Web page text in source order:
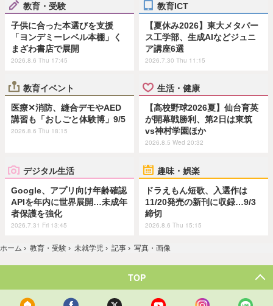
教育・受験
子供に合った本選びを支援
「ヨンデミーレベル本棚」く
まざわ書店で展開
2026.8.6 Thu 17:45
教育ICT
【夏休み2026】東大メタバー
ス工学部、生成AIなどジュニ
ア講座6選
2026.7.30 Thu 11:15
教育イベント
医療✕消防、縫合デモやAED
講習も「おしごと体験博」9/5
2026.8.6 Thu 18:15
生活・健康
【高校野球2026夏】仙台育英
が開幕戦勝利、第2日は東筑
vs神村学園ほか
2026.8.5 Wed 20:32
デジタル生活
Google、アプリ向け年齢確認
APIを年内に世界展開…未成年
者保護を強化
2026.7.31 Fri 13:45
趣味・娯楽
ドラえもん短歌、入選作は
11/20発売の新刊に収録…9/3
締切
2026.8.6 Thu 15:15
ホーム › 教育・受験 › 未就学児 › 記事 › 写真・画像
TOP